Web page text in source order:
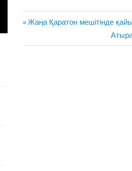
Жазба
Previous
Жаңа Қаратон мешітінде
Next
Post: